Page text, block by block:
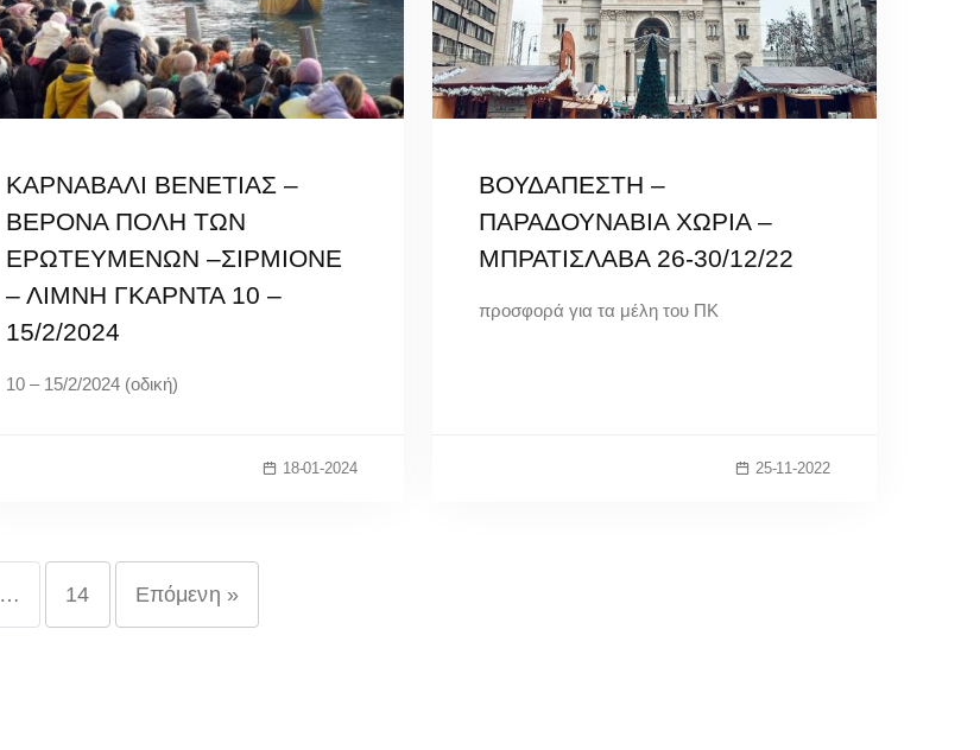
ΚΑΡΝΑΒΑΛΙ ΒΕΝΕΤΙΑΣ –
ΒΕΡΟΝΑ ΠΟΛΗ ΤΩΝ
ΕΡΩΤΕΥΜΕΝΩΝ –ΣΙΡΜΙΟΝΕ
– ΛΙΜΝΗ ΓΚΑΡΝΤΑ 10 –
15/2/2024
10 – 15/2/2024 (οδική)
18-01-2024
ΒΟΥΔΑΠΕΣΤΗ –
ΠΑΡΑΔΟΥΝΑΒΙΑ ΧΩΡΙΑ –
ΜΠΡΑΤΙΣΛΑΒΑ 26-30/12/22
προσφορά για τα μέλη του ΠΚ
25-11-2022
… 14 Επόμενη »